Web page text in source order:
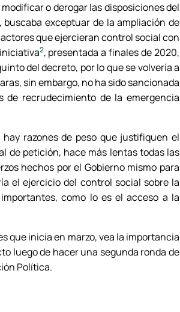
o derogar las disposiciones del
exceptuar de la ampliación de
que ejercieran control social con
2, presentada a finales de 2020,
del decreto, por lo que se volvería a
sin embargo, no ha sido sancionada
de recrudecimiento de la emergencia
razones de peso que justifiquen el
de petición, hace más lentas todas las
hechos por el Gobierno mismo para
el ejercicio del control social sobre la
como lo es el acceso a la
que inicia en marzo, vea la importancia
luego de hacer una segunda ronda de
Política.